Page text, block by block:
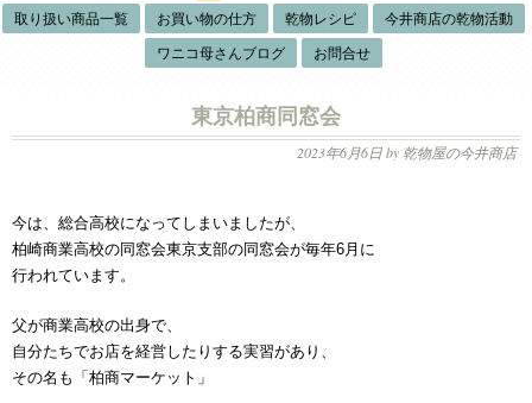
取り扱い商品一覧 お買い物の仕方 乾物レシピ 今井商店の乾物活動
ワニコ母さんブログ お問合せ
東京柏商同窓会
2023年6月6日by 乾物屋の今井商店
今は、総合高校になってしまいましたが、
柏崎商業高校の同窓会東京支部の同窓会が毎年6月に
行われています。
父が商業高校の出身で、
自分たちでお店を経営したりする実習があり、
その名も「柏商マーケット」